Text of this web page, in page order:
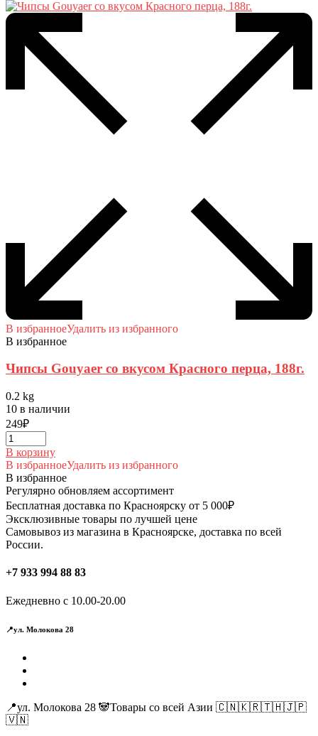
В избранноеУдалить из избранного
В избранное
Чипсы Gouyaer со вкусом Красного перца, 188г.
0.2 kg
10 в наличии
249₽
В корзину
В избранноеУдалить из избранного
В избранное
Регулярно обновляем ассортимент
Бесплатная доставка по Красноярску от 5 000₽
Эксклюзивные товары по лучшей цене
Самовывоз из магазина в Красноярске, доставка по всей
России.
+7 933 994 88 83
Ежедневно с 10.00-20.00
📍ул. Молокова 28
📍ул. Молокова 28 🐼Товары со всей Азии 🇨🇳🇰🇷🇹🇭🇯🇵
🇻🇳